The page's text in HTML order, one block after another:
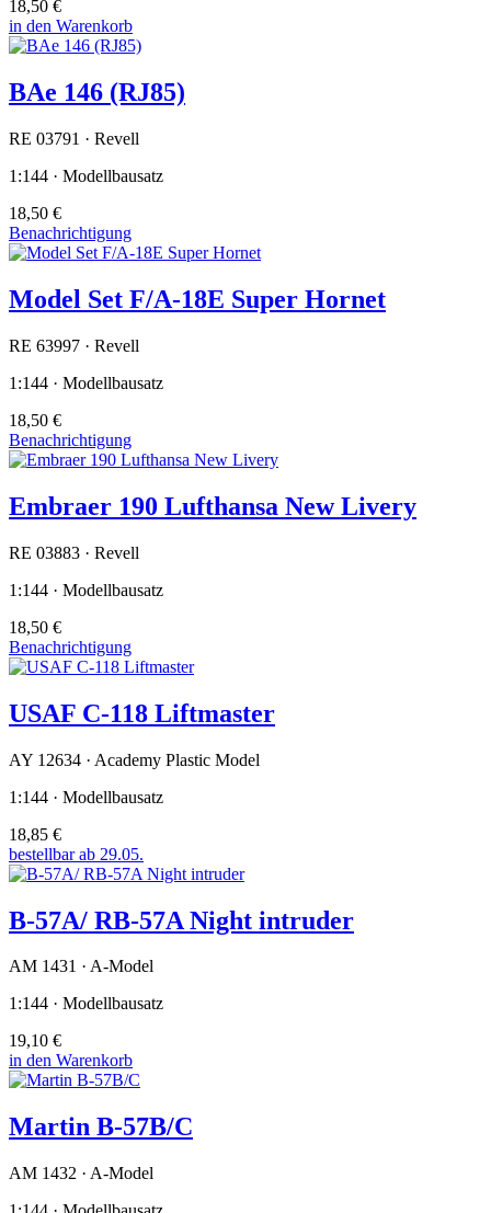
18,50 €
in den Warenkorb
BAe 146 (RJ85)
RE 03791 · Revell
1:144 · Modellbausatz
18,50 €
Benachrichtigung
Model Set F/A-18E Super Hornet
RE 63997 · Revell
1:144 · Modellbausatz
18,50 €
Benachrichtigung
Embraer 190 Lufthansa New Livery
RE 03883 · Revell
1:144 · Modellbausatz
18,50 €
Benachrichtigung
USAF C-118 Liftmaster
AY 12634 · Academy Plastic Model
1:144 · Modellbausatz
18,85 €
bestellbar ab 29.05.
B-57A/ RB-57A Night intruder
AM 1431 · A-Model
1:144 · Modellbausatz
19,10 €
in den Warenkorb
Martin B-57B/C
AM 1432 · A-Model